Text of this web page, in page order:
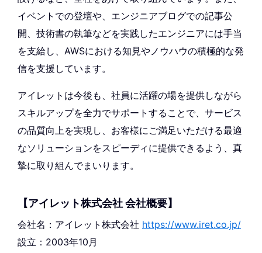
イベントでの登壇や、エンジニアブログでの記事公
開、技術書の執筆などを実践したエンジニアには手当
を支給し、AWSにおける知見やノウハウの積極的な発
信を支援しています。
アイレットは今後も、社員に活躍の場を提供しながら
スキルアップを全力でサポートすることで、サービス
の品質向上を実現し、お客様にご満足いただける最適
なソリューションをスピーディに提供できるよう、真
摯に取り組んでまいります。
【アイレット株式会社 会社概要】
会社名：アイレット株式会社 https://www.iret.co.jp/
設立：2003年10月